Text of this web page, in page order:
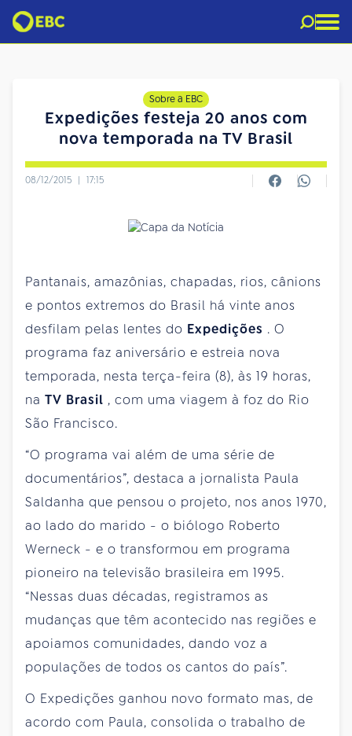
Sobre a EBC
Expedições festeja 20 anos com
nova temporada na TV Brasil
08/12/2015 | 17:15
Pantanais, amazônias, chapadas, rios, cânions
e pontos extremos do Brasil há vinte anos
desfilam pelas lentes do Expedições . O
programa faz aniversário e estreia nova
temporada, nesta terça-feira (8), às 19 horas,
na TV Brasil , com uma viagem à foz do Rio
São Francisco.
“O programa vai além de uma série de
documentários”, destaca a jornalista Paula
Saldanha que pensou o projeto, nos anos 1970,
ao lado do marido - o biólogo Roberto
Werneck - e o transformou em programa
pioneiro na televisão brasileira em 1995.
“Nessas duas décadas, registramos as
mudanças que têm acontecido nas regiões e
apoiamos comunidades, dando voz a
populações de todos os cantos do país”.
O Expedições ganhou novo formato mas, de
acordo com Paula, consolida o trabalho de